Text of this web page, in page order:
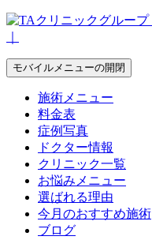
モバイルメニューの開閉
施術メニュー
料金表
症例写真
ドクター情報
クリニック一覧
お悩みメニュー
選ばれる理由
今月のおすすめ施術
ブログ